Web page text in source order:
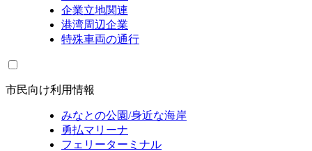
企業立地関連
港湾周辺企業
特殊車両の通行
市民向け利用情報
みなとの公園/身近な海岸
勇払マリーナ
フェリーターミナル